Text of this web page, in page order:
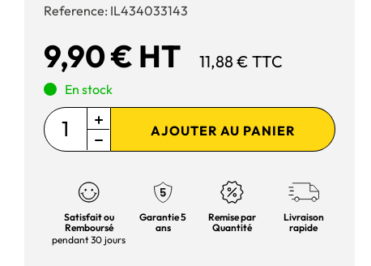
Reference: IL434033143
9,90 € HT 11,88 € TTC
En stock
AJOUTER AU PANIER
Satisfait ou
Remboursé
pendant 30 jours
Garantie 5
ans
Remise par
Quantité
Livraison
rapide